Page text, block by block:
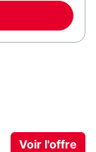
Voir l'offre